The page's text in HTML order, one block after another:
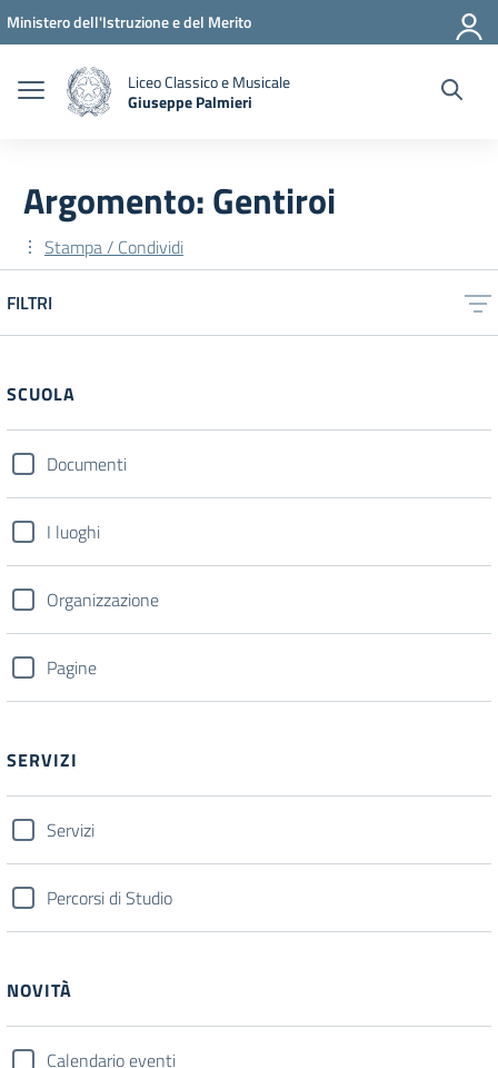
Vai ai contenuti
Vai al menu di navigazione
Vai al footer
Ministero dell'Istruzione e del Merito
Liceo Classico e Musicale
Giuseppe Palmieri
Argomento: Gentiroi
Stampa / Condividi
FILTRI
Filtri
SCUOLA
Documenti
I luoghi
Organizzazione
Pagine
SERVIZI
Servizi
Percorsi di Studio
NOVITÀ
Calendario eventi